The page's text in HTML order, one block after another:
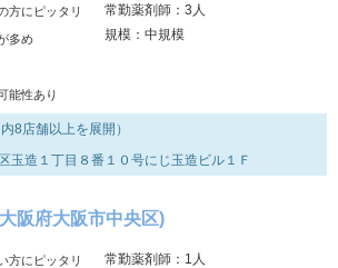
方にピッタリ
多め
能性あり
常勤薬剤師：3人
規模：中規模
内8店舗以上を展開）
玉造１丁目８番１０号にじ玉造ビル１Ｆ
阪府大阪市中央区)
方にピッタリ
常勤薬剤師：1人